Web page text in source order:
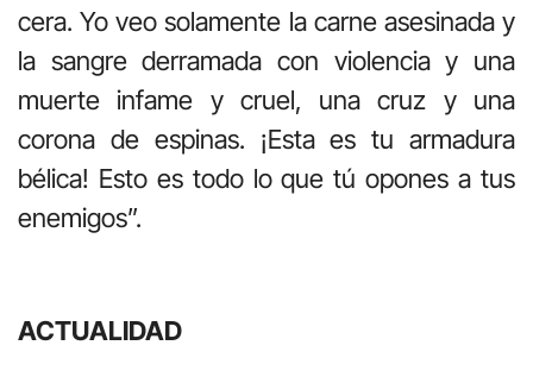
cera. Yo veo solamente la carne asesinada y
la sangre derramada con violencia y una
muerte infame y cruel, una cruz y una
corona de espinas. ¡Esta es tu armadura
bélica! Esto es todo lo que tú opones a tus
enemigos”.
ACTUALIDAD